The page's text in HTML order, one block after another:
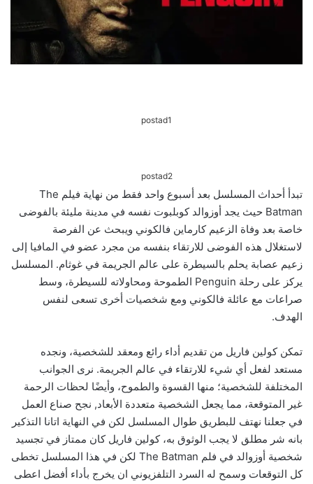
postad1
postad2
تبدأ أحداث المسلسل بعد أسبوع واحد فقط من نهاية فيلم The
Batman حيث يجد أوزوالد كوبلبوت نفسه في مدينة مليئة بالفوضى
خاصة بعد وفاة الزعيم كارماين فالكوني ويبحث عن الفرصة
لاستغلال هذه الفوضى للارتقاء بنفسه من مجرد عضو في المافيا إلى
زعيم عصابة يحلم بالسيطرة على عالم الجريمة في غوثام. المسلسل
يركز على رحلة Penguin الطموحة ومحاولاته للسيطرة، وسط
صراعات مع عائلة فالكوني ومع شخصيات أخرى تسعى لنفس
الهدف.
تمكن كولين فاريل من تقديم أداء رائع ومعقد للشخصية، ونجده
مستعد لفعل أي شيء للارتقاء في عالم الجريمة. نرى الجوانب
المختلفة للشخصية؛ منها القسوة والطموح، وأيضًا لحظات الرحمة
غير المتوقعة، مما يجعل الشخصية متعددة الأبعاد, نجح صناع العمل
في جعلنا نهتف للبطريق طوال المسلسل لكن في النهاية اتانا التذكير
بانه شر مطلق لا يجب الوثوق به، كولين فاريل كان ممتاز في تجسيد
شخصية أوزوالد في فلم The Batman لكن في هذا المسلسل تخطى
كل التوقعات وسمح له السرد التلفزيوني ان يخرج بأداء أفضل اعطى